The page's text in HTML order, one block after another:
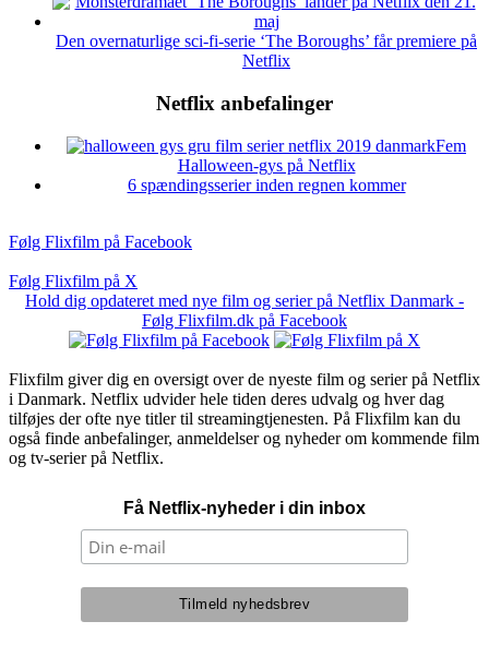
Den overnaturlige sci-fi-serie ‘The Boroughs’ får premiere på
Netflix
Netflix anbefalinger
Fem
Halloween-gys på Netflix
6 spændingsserier inden regnen kommer
Følg Flixfilm på Facebook
Følg Flixfilm på X
Hold dig opdateret med nye film og serier på Netflix Danmark -
Følg Flixfilm.dk på Facebook
Flixfilm giver dig en oversigt over de nyeste film og serier på Netflix
i Danmark. Netflix udvider hele tiden deres udvalg og hver dag
tilføjes der ofte nye titler til streamingtjenesten. På Flixfilm kan du
også finde anbefalinger, anmeldelser og nyheder om kommende film
og tv-serier på Netflix.
Få Netflix-nyheder i din inbox